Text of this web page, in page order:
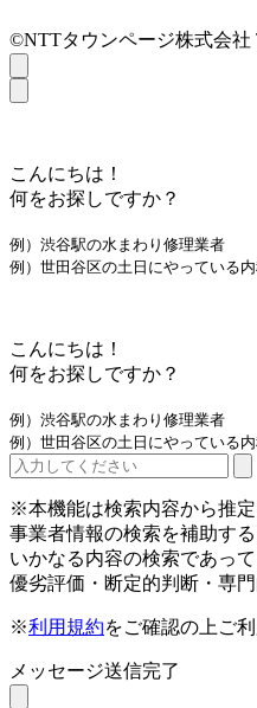
©NTTタウンページ株式会社
こんにちは！
何をお探しですか？
例）渋谷駅の水まわり修理業者
例）世田谷区の土日にやっている
こんにちは！
何をお探しですか？
例）渋谷駅の水まわり修理業者
例）世田谷区の土日にやっている
※本機能は検索内容から推定
事業者情報の検索を補助する
いかなる内容の検索であっ
優劣評価・断定的判断・専
※利用規約をご確認の上ご
メッセージ送信完了